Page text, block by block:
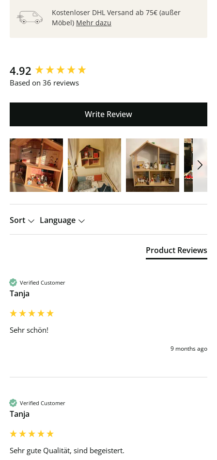
Kostenloser DHL Versand ab 75€ (außer
Möbel) Mehr dazu
4.92
Based on 36 reviews
Write Review
Sort Language
Product Reviews
Verified Customer
Tanja
Sehr schön!
9 months ago
Verified Customer
Tanja
Sehr gute Qualität, sind begeistert.
New content loaded